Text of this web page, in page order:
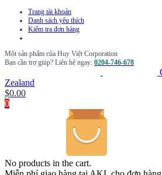
Trang tài khoản
Danh sách yêu thích
Kiểm tra đơn hàng
Một sản phẩm của Huy Việt Corporation
Bạn cần trợ giúp? Liên hệ ngay: 0204-746-678
Zealand
$0.00
0
No products in the cart.